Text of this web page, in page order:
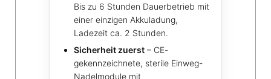
Bis zu 6 Stunden Dauerbetrieb mit
einer einzigen Akkuladung,
Ladezeit ca. 2 Stunden.
Sicherheit zuerst – CE-
gekennzeichnete, sterile Einweg-
Nadelmodule mit